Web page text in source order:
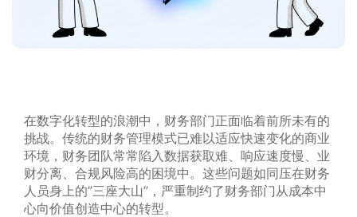
在数字化转型的浪潮中，财务部门正面临着前所未有的
挑战。传统的财务管理模式已难以适应快速变化的商业
环境，财务团队常常陷入数据获取难、响应速度慢、业
财分离、合规风险高的困境中。这些问题如同压在财务
人员身上的”三座大山”，严重制约了财务部门从成本中
心向价值创造中心的转型。